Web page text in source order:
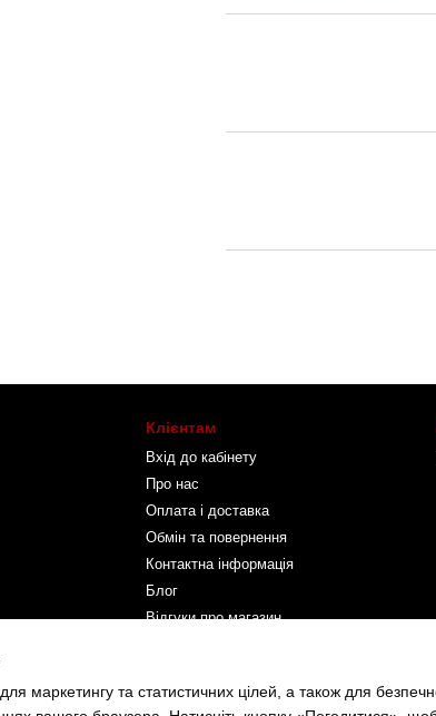
Клієнтам
Вхід до кабінету
Про нас
Оплата і доставка
Обмін та повернення
Контактна інформація
Блог
Відгуки про магазин
маркетингу та статистичних цілей, а також для